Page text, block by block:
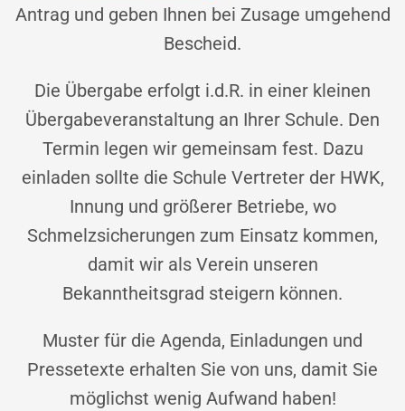
Antrag und geben Ihnen bei Zusage umgehend
Bescheid.
Die Übergabe erfolgt i.d.R. in einer kleinen
Übergabeveranstaltung an Ihrer Schule. Den
Termin legen wir gemeinsam fest. Dazu
einladen sollte die Schule Vertreter der HWK,
Innung und größerer Betriebe, wo
Schmelzsicherungen zum Einsatz kommen,
damit wir als Verein unseren
Bekanntheitsgrad steigern können.
Muster für die Agenda, Einladungen und
Pressetexte erhalten Sie von uns, damit Sie
möglichst wenig Aufwand haben!